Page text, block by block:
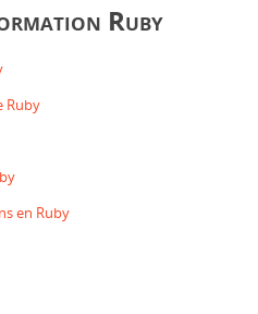
Ruby
Ruby
en Ruby